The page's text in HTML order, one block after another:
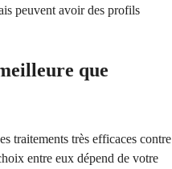
peuvent avoir des profils
que
traitements très efficaces contre
entre eux dépend de votre